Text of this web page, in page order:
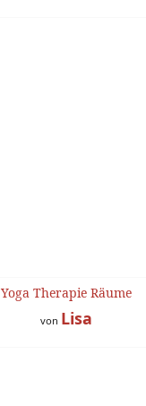
Yoga Therapie Räume
von Lisa